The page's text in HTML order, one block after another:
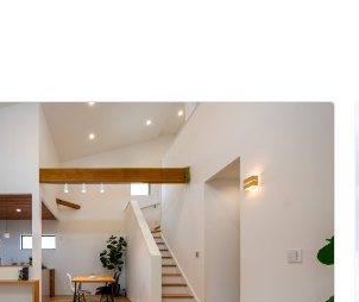
でおしゃれカフェのよう
居心地の良 […]